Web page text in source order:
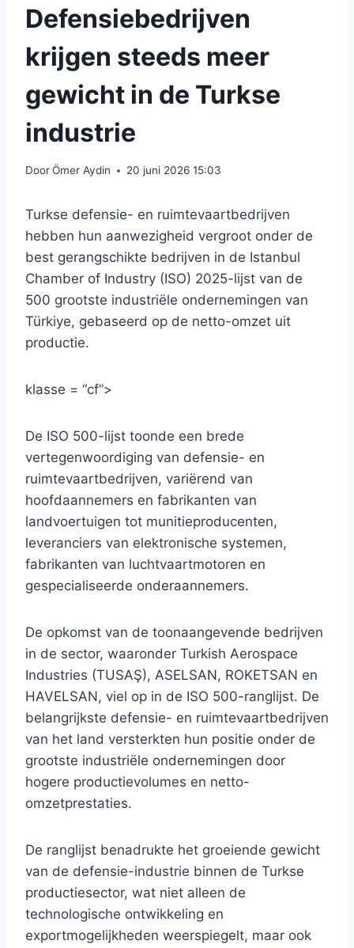
Defensiebedrijven
krijgen steeds meer
gewicht in de Turkse
industrie
DoorÖmer Aydin 20 juni 2026 15:03
Turkse defensie- en ruimtevaartbedrijven
hebben hun aanwezigheid vergroot onder de
best gerangschikte bedrijven in de Istanbul
Chamber of Industry (ISO) 2025-lijst van de
500 grootste industriële ondernemingen van
Türkiye, gebaseerd op de netto-omzet uit
productie.
klasse = “cf”>
De ISO 500-lijst toonde een brede
vertegenwoordiging van defensie- en
ruimtevaartbedrijven, variërend van
hoofdaannemers en fabrikanten van
landvoertuigen tot munitieproducenten,
leveranciers van elektronische systemen,
fabrikanten van luchtvaartmotoren en
gespecialiseerde onderaannemers.
De opkomst van de toonaangevende bedrijven
in de sector, waaronder Turkish Aerospace
Industries (TUSAŞ), ASELSAN, ROKETSAN en
HAVELSAN, viel op in de ISO 500-ranglijst. De
belangrijkste defensie- en ruimtevaartbedrijven
van het land versterkten hun positie onder de
grootste industriële ondernemingen door
hogere productievolumes en netto-
omzetprestaties.
De ranglijst benadrukte het groeiende gewicht
van de defensie-industrie binnen de Turkse
productiesector, wat niet alleen de
technologische ontwikkeling en
exportmogelijkheden weerspiegelt, maar ook